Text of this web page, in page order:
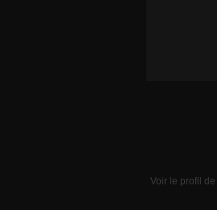
Voir le profil de